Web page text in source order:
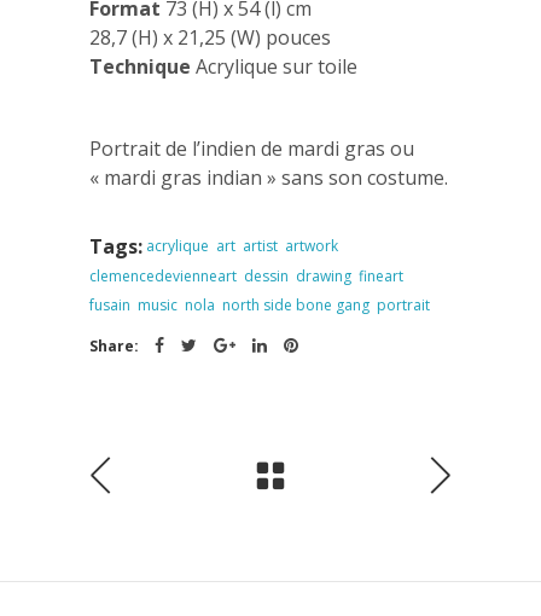
Format 73 (H) x 54 (l) cm
28,7 (H) x 21,25 (W) pouces
Technique Acrylique sur toile
Portrait de l’indien de mardi gras ou
« mardi gras indian » sans son costume.
Tags: acrylique art artist artwork
clemencedevienneart dessin drawing fineart
fusain music nola north side bone gang portrait
Share: